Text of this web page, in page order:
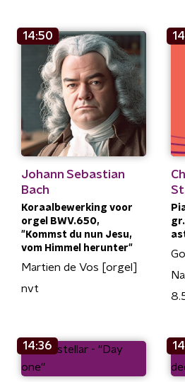
14:50
Johann Sebastian
Bach
Koraalbewerking voor
orgel BWV.650,
"Kommst du nun Jesu,
vom Himmel herunter"
Martien de Vos [orgel]
nvt
14:36